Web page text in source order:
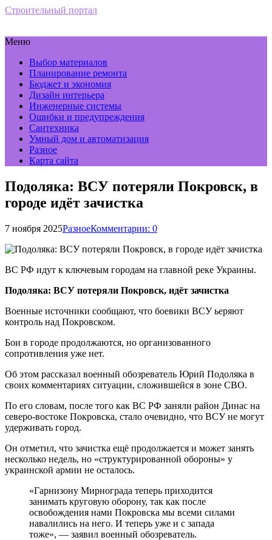
Строительный портал
Меню
Выбор материалов
Планирование ремонта
Бюджет и экономия
Дизайн интерьера
Инженерные системы
Ошибки и предупреждения
Сантехника
Умный дом и автоматизация
Разное
Карта сайта
Подоляка: ВСУ потеряли Покровск, в
городе идёт зачистка
7 ноября 2025РазноеКомментарии: 0
ВС РФ идут к ключевым городам на главной реке Украины.
Подоляка: ВСУ потеряли Покровск, идёт зачистка
Военные источники сообщают, что боевики ВСУ ьеряют
контроль над Покровском.
Бои в городе продолжаются, но организованного
сопротивления уже нет.
Об этом рассказал военный обозреватель Юрий Подоляка в
своих комментариях ситуации, сложившейся в зоне СВО.
По его словам, после того как ВС РФ заняли район Динас на
северо-востоке Покровска, стало очевидно, что ВСУ не могут
удерживать город.
Он отметил, что зачистка ещё продолжается и может занять
несколько недель, но «структурированной обороны» у
украинской армии не осталось.
«Гарнизону Мирнограда теперь приходится
занимать круговую оборону, так как после
освобождения нами Покровска мы всеми силами
навалились на него. И теперь уже и с запада
тоже», — заявил военный обозреватель.